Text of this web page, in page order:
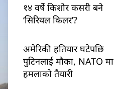
१४ वर्षे किशोर कसरी बने
‘सिरियल किलर’?
अमेरिकी हतियार घटेपछि
पुटिनलाई मौका, NATO मा
हमलाको तैयारी